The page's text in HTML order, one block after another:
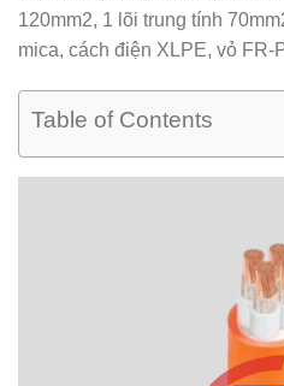
120mm2, 1 lõi trung tính
mica, cách điện XLPE, vỏ FR-
Table of Contents